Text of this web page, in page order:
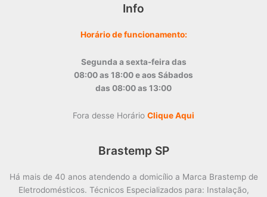
Info
Horário de funcionamento:
Segunda a sexta-feira das
08:00 as 18:00 e aos Sábados
das 08:00 as 13:00
Fora desse Horário Clique Aqui
Brastemp SP
Há mais de 40 anos atendendo a domicílio a Marca Brastemp de
Eletrodomésticos. Técnicos Especializados para: Instalação,